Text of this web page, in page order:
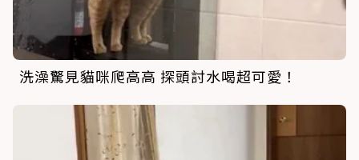
洗澡驚見貓咪爬高高 探頭討水喝超可愛！